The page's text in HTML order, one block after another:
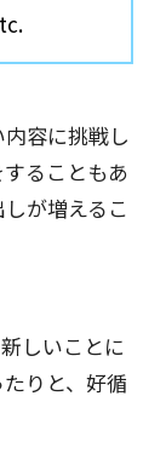
容に挑戦し
ることもあ
が増えるこ
しいことに
りと、好循